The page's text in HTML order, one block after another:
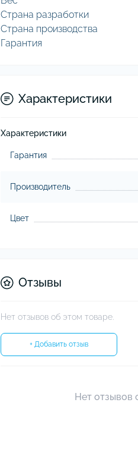
Страна разработки
Страна производства
Гарантия
Характеристики
Характеристики
Гарантия
Производитель
Цвет
Отзывы
Нет отзывов об этом товаре.
+ Добавить отзыв
Нет отзывов